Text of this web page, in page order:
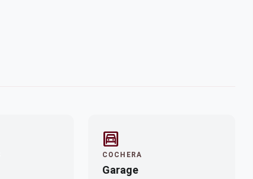
garage
COCHERA
Garage